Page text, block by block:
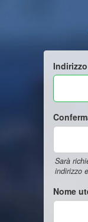
Sarà
indirizzo
Nome